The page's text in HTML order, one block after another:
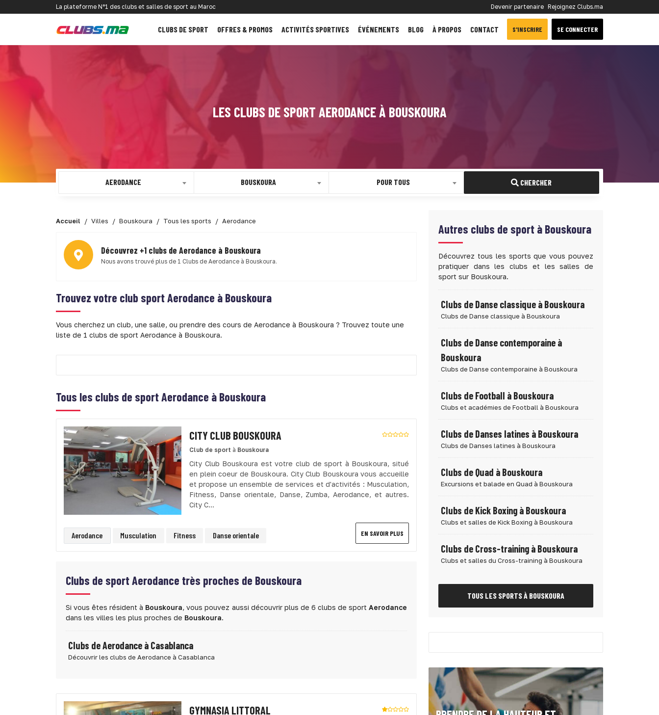
La plateforme N°1 des clubs et salles de sport au Maroc Devenir partenaire Rejoignez Clubs.ma
CLUBS DE SPORT OFFRES & PROMOS ACTIVITÉS SPORTIVES ÉVÉNEMENTS BLOG À PROPOS CONTACT S'INSCRIRE SE CONNECTER
LES CLUBS DE SPORT AERODANCE À BOUSKOURA
AERODANCE BOUSKOURA POUR TOUS CHERCHER
Accueil Villes Bouskoura Tous les sports Aerodance
Découvrez +1 clubs de Aerodance à Bouskoura
Nous avons trouvé plus de 1 Clubs de Aerodance à Bouskoura.
Trouvez votre club sportAerodance à Bouskoura
Vous cherchez un club, une salle, ou prendre des cours de Aerodance à Bouskoura ? Trouvez toute une
liste de 1 clubs de sport Aerodance à Bouskoura.
Tous les clubs de sportAerodance à Bouskoura
CITY CLUB BOUSKOURA
Club de sport à Bouskoura
City Club Bouskoura est votre club de sport à Bouskoura, situé
en plein coeur de Bouskoura. City Club Bouskoura vous accueille
et propose un ensemble de services et d'activités : Musculation,
Fitness, Danse orientale, Danse, Zumba, Aerodance, et autres.
City C...
Aerodance Musculation Fitness Danse orientale EN SAVOIR PLUS
Clubs de sportAerodance très proches de Bouskoura
Si vous êtes résident à Bouskoura, vous pouvez aussi découvrir plus de 6 clubs de sport Aerodance
dans les villes les plus proches de Bouskoura.
Clubs de Aerodance à Casablanca
Découvrir les clubs de Aerodance à Casablanca
GYMNASIA LITTORAL
Autres clubs de sport à Bouskoura
Découvrez tous les sports que vous pouvez
pratiquer dans les clubs et les salles de
sport sur Bouskoura.
Clubs de Danse classique à Bouskoura
Clubs de Danse classique à Bouskoura
Clubs de Danse contemporaine à
Bouskoura
Clubs de Danse contemporaine à Bouskoura
Clubs de Football à Bouskoura
Clubs et académies de Football à Bouskoura
Clubs de Danses latines à Bouskoura
Clubs de Danses latines à Bouskoura
Clubs de Quad à Bouskoura
Excursions et balade en Quad à Bouskoura
Clubs de Kick Boxing à Bouskoura
Clubs et salles de Kick Boxing à Bouskoura
Clubs de Cross-training à Bouskoura
Clubs et salles du Cross-training à Bouskoura
TOUS LES SPORTS À BOUSKOURA